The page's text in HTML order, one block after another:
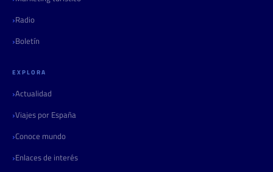
Radio
Boletín
EXPLORA
Actualidad
Viajes por España
Conoce mundo
Enlaces de interés